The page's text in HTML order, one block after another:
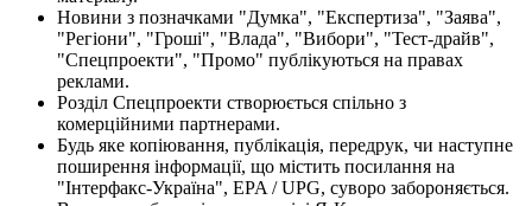
Новини з позначками "Думка", "Експертиза", "Заява",
"Регіони", "Гроші", "Влада", "Вибори", "Тест-драйв",
"Спецпроекти", "Промо" публікуються на правах
реклами.
Розділ Спецпроекти створюється спільно з
комерційними партнерами.
Будь яке копіювання, публікація, передрук, чи наступне
поширення інформації, що містить посилання на
"Інтерфакс-Україна", EPA / UPG, суворо забороняється.